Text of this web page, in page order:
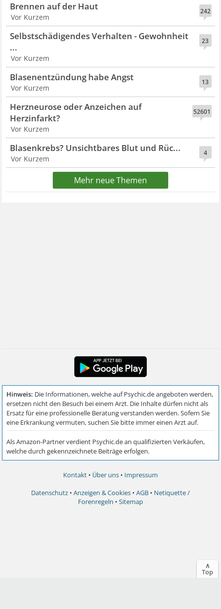
242
Brennen auf der Haut
Vor Kurzem
23
Selbstschädigendes Verhalten - Gewohnheit
...
Vor Kurzem
13
Blasenentzündung habe Angst
Vor Kurzem
52601
Herzneurose oder Anzeichen auf
Herzinfarkt?
Vor Kurzem
4
Blasenkrebs? Unsichtbares Blut und Rüc...
Vor Kurzem
Mehr neue Themen
Kontakt • Über uns • Impressum
Datenschutz • Anzeigen & Cookies • AGB • Netiquette /
Forenregeln • Sitemap
∧
Top